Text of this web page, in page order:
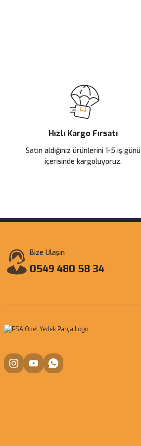
Hızlı Kargo Fırsatı
Satın aldığınız ürünlerini 1-5 iş günü
içerisinde kargoluyoruz.
Bize Ulaşın
0549 480 58 34